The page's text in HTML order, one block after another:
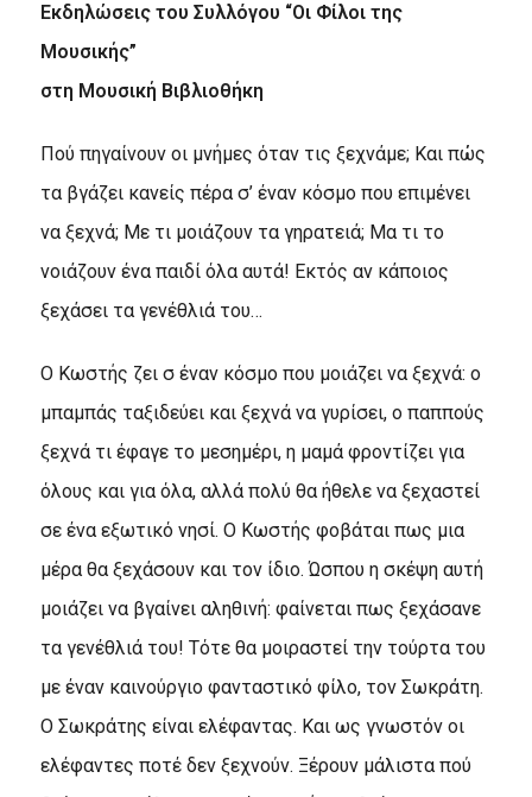
Εκδηλώσεις του Συλλόγου “Οι Φίλοι της
Μουσικής”
στη Μουσική Βιβλιοθήκη
Πού πηγαίνουν οι μνήμες όταν τις ξεχνάμε; Και πώς
τα βγάζει κανείς πέρα σ’ έναν κόσμο που επιμένει
να ξεχνά; Με τι μοιάζουν τα γηρατειά; Μα τι το
νοιάζουν ένα παιδί όλα αυτά! Εκτός αν κάποιος
ξεχάσει τα γενέθλιά του…
Ο Κωστής ζει σ έναν κόσμο που μοιάζει να ξεχνά: ο
μπαμπάς ταξιδεύει και ξεχνά να γυρίσει, ο παππούς
ξεχνά τι έφαγε το μεσημέρι, η μαμά φροντίζει για
όλους και για όλα, αλλά πολύ θα ήθελε να ξεχαστεί
σε ένα εξωτικό νησί. Ο Κωστής φοβάται πως μια
μέρα θα ξεχάσουν και τον ίδιο. Ώσπου η σκέψη αυτή
μοιάζει να βγαίνει αληθινή: φαίνεται πως ξεχάσανε
τα γενέθλιά του! Τότε θα μοιραστεί την τούρτα του
με έναν καινούργιο φανταστικό φίλο, τον Σωκράτη.
Ο Σωκράτης είναι ελέφαντας. Και ως γνωστόν οι
ελέφαντες ποτέ δεν ξεχνούν. Ξέρουν μάλιστα πού